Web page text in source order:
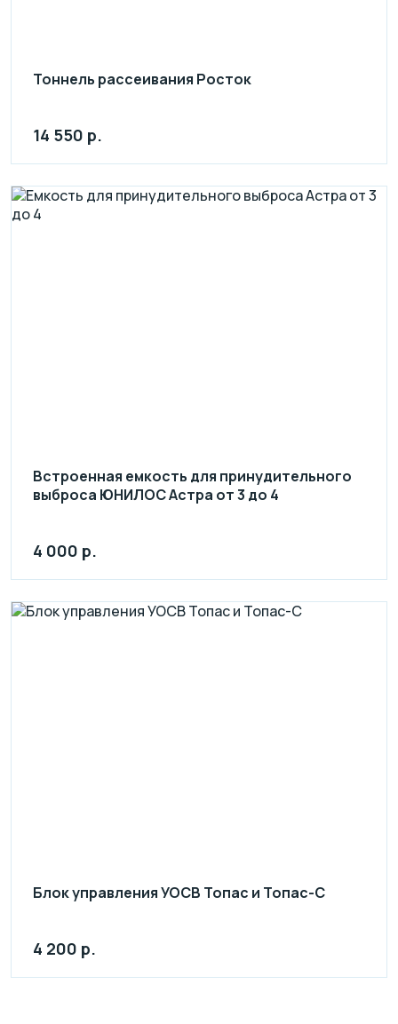
Тоннель рассеивания Росток
14 550 р.
Встроенная емкость для принудительного
выброса ЮНИЛОС Астра от 3 до 4
4 000 р.
Блок управления УОСВ Топас и Топас-С
4 200 р.